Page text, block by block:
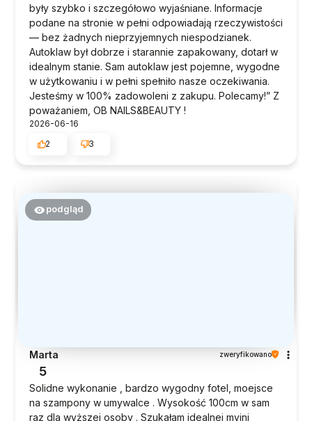
były szybko i szczegółowo wyjaśniane. Informacje
podane na stronie w pełni odpowiadają rzeczywistości
— bez żadnych nieprzyjemnych niespodzianek.
Autoklaw był dobrze i starannie zapakowany, dotarł w
idealnym stanie. Sam autoklaw jest pojemne, wygodne
w użytkowaniu i w pełni spełniło nasze oczekiwania.
Jesteśmy w 100% zadowoleni z zakupu. Polecamy!” Z
poważaniem, OB NAILS&BEAUTY !
2026-06-16
2
3
podgląd
Marta zweryfikowano
5
Solidne wykonanie , bardzo wygodny fotel, moejsce
na szampony w umywalce . Wysokość 100cm w sam
raz dla wyższej osoby . Szukałam idealnej myjni